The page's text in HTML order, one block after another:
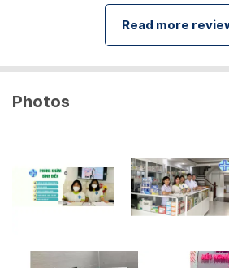
Read more
Photos